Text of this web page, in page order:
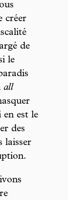
créer
de
le
all
en est le
des
laisser